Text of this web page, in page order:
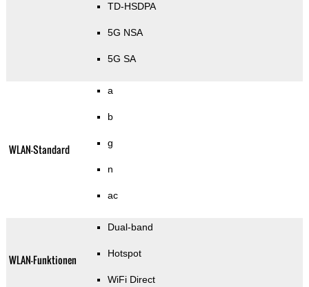
TD-HSDPA
5G NSA
5G SA
WLAN-Standard
a
b
g
n
ac
WLAN-Funktionen
Dual-band
Hotspot
WiFi Direct